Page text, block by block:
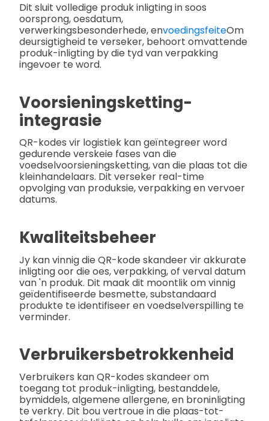
Dit sluit volledige produk inligting in soos
oorsprong, oesdatum,
verwerkingsbesonderhede, envoedingsfeiteOm
deursigtigheid te verseker, behoort omvattende
produk-inligting by die tyd van verpakking
ingevoer te word.
Voorsieningsketting-
integrasie
QR-kodes vir logistiek kan geïntegreer word
gedurende verskeie fases van die
voedselvoorsieningsketting, van die plaas tot die
kleinhandelaars. Dit verseker real-time
opvolging van produksie, verpakking en vervoer
datums.
Kwaliteitsbeheer
Jy kan vinnig die QR-kode skandeer vir akkurate
inligting oor die oes, verpakking, of verval datum
van 'n produk. Dit maak dit moontlik om vinnig
geïdentifiseerde besmette, substandaard
produkte te identifiseer en voedselverspilling te
verminder.
Verbruikersbetrokkenheid
Verbruikers kan QR-kodes skandeer om
toegang tot produk-inligting, bestanddele,
bymiddels, algemene allergene, en broninligting
te verkry. Dit bou vertroue in die plaas-tot-